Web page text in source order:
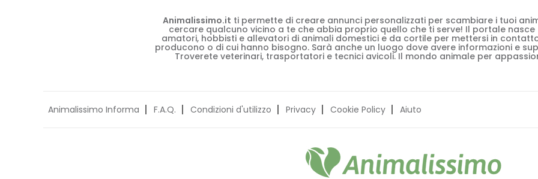
Animalissimo.it ti permette di creare annunci personalizzati per scambiare i tuoi
cercare qualcuno vicino a te che abbia proprio quello che ti serve! Il portale
amatori, hobbisti e allevatori di animali domestici e da cortile per mettersi in
producono o di cui hanno bisogno. Sarà anche un luogo dove avere informazioni e
Troverete veterinari, trasportatori e tecnici avicoli. Il mondo animale per
Animalissimo Informa F.A.Q. Condizioni d'utilizzo Privacy Cookie Policy Aiuto